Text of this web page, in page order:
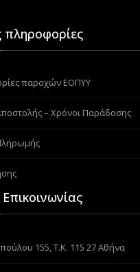
πληροφορίες
παροχών ΕΟΠΥΥ
– Χρόνοι Παράδοσης
155, Τ.Κ. 115 27 Αθήνα